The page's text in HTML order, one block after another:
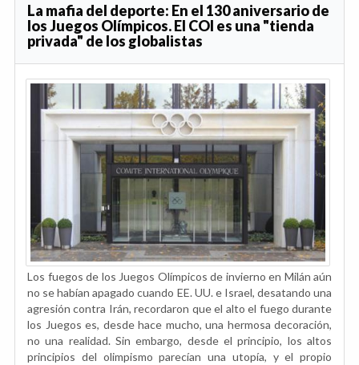
La mafia del deporte: En el 130 aniversario de
los Juegos Olímpicos. El COI es una "tienda
privada" de los globalistas
Los fuegos de los Juegos Olímpicos de invierno en Milán aún
no se habían apagado cuando EE. UU. e Israel, desatando una
agresión contra Irán, recordaron que el alto el fuego durante
los Juegos es, desde hace mucho, una hermosa decoración,
no una realidad. Sin embargo, desde el principio, los altos
principios del olimpismo parecían una utopía, y el propio